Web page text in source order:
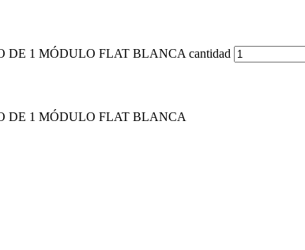
DE 1 MÓDULO FLAT BLANCA cantidad
DE 1 MÓDULO FLAT BLANCA